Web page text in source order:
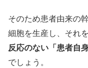
そのため患者由来の
細胞を生産し、それ
反応のない「患者自
でしょう。